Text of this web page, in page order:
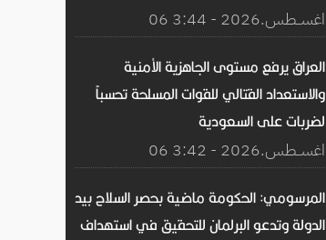
06 اغســطس.2026 - 3:44
العراق يرفع مستوى الجاهزية الأمنية
والاستعداد القتالي للقوات المسلحة تحسباً
لضربات على السعودية
06 اغســطس.2026 - 3:42
المرسومي: الحكومة ماضية بحصر السلاح بيد
الدولة وتدعو البرلمان للتحقيق في استهداف